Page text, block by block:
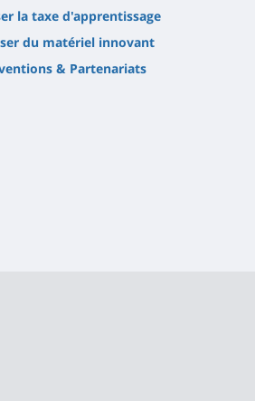
la taxe d'apprentissage
du matériel innovant
& Partenariats